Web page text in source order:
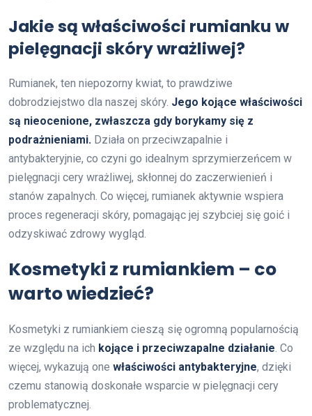
Jakie są właściwości rumianku w
pielęgnacji skóry wrażliwej?
Rumianek, ten niepozorny kwiat, to prawdziwe
dobrodziejstwo dla naszej skóry. Jego kojące właściwości
są nieocenione, zwłaszcza gdy borykamy się z
podrażnieniami. Działa on przeciwzapalnie i
antybakteryjnie, co czyni go idealnym sprzymierzeńcem w
pielęgnacji cery wrażliwej, skłonnej do zaczerwienień i
stanów zapalnych. Co więcej, rumianek aktywnie wspiera
proces regeneracji skóry, pomagając jej szybciej się goić i
odzyskiwać zdrowy wygląd.
Kosmetyki z rumiankiem – co
warto wiedzieć?
Kosmetyki z rumiankiem cieszą się ogromną popularnością
ze względu na ich kojące i przeciwzapalne działanie. Co
więcej, wykazują one właściwości antybakteryjne, dzięki
czemu stanowią doskonałe wsparcie w pielęgnacji cery
problematycznej.